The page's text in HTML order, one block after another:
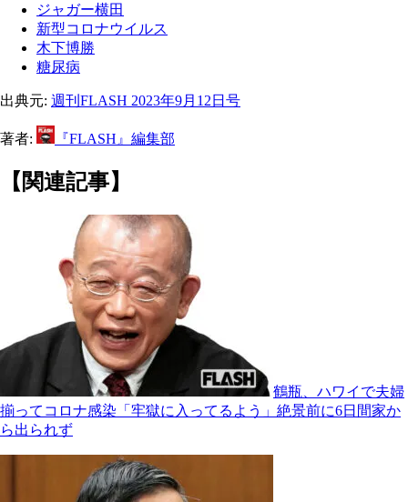
ジャガー横田
新型コロナウイルス
木下博勝
糖尿病
出典元: 週刊FLASH 2023年9月12日号
著者: 『FLASH』編集部
【関連記事】
鶴瓶、ハワイで夫婦
揃ってコロナ感染「牢獄に入ってるよう」絶景前に6日間家か
ら出られず